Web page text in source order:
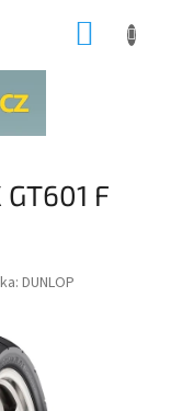
F
DUNLOP